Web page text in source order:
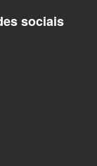
sociais